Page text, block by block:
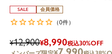
SALE 会員価格
（0件）
¥12,900¥8,990税込30%OFF